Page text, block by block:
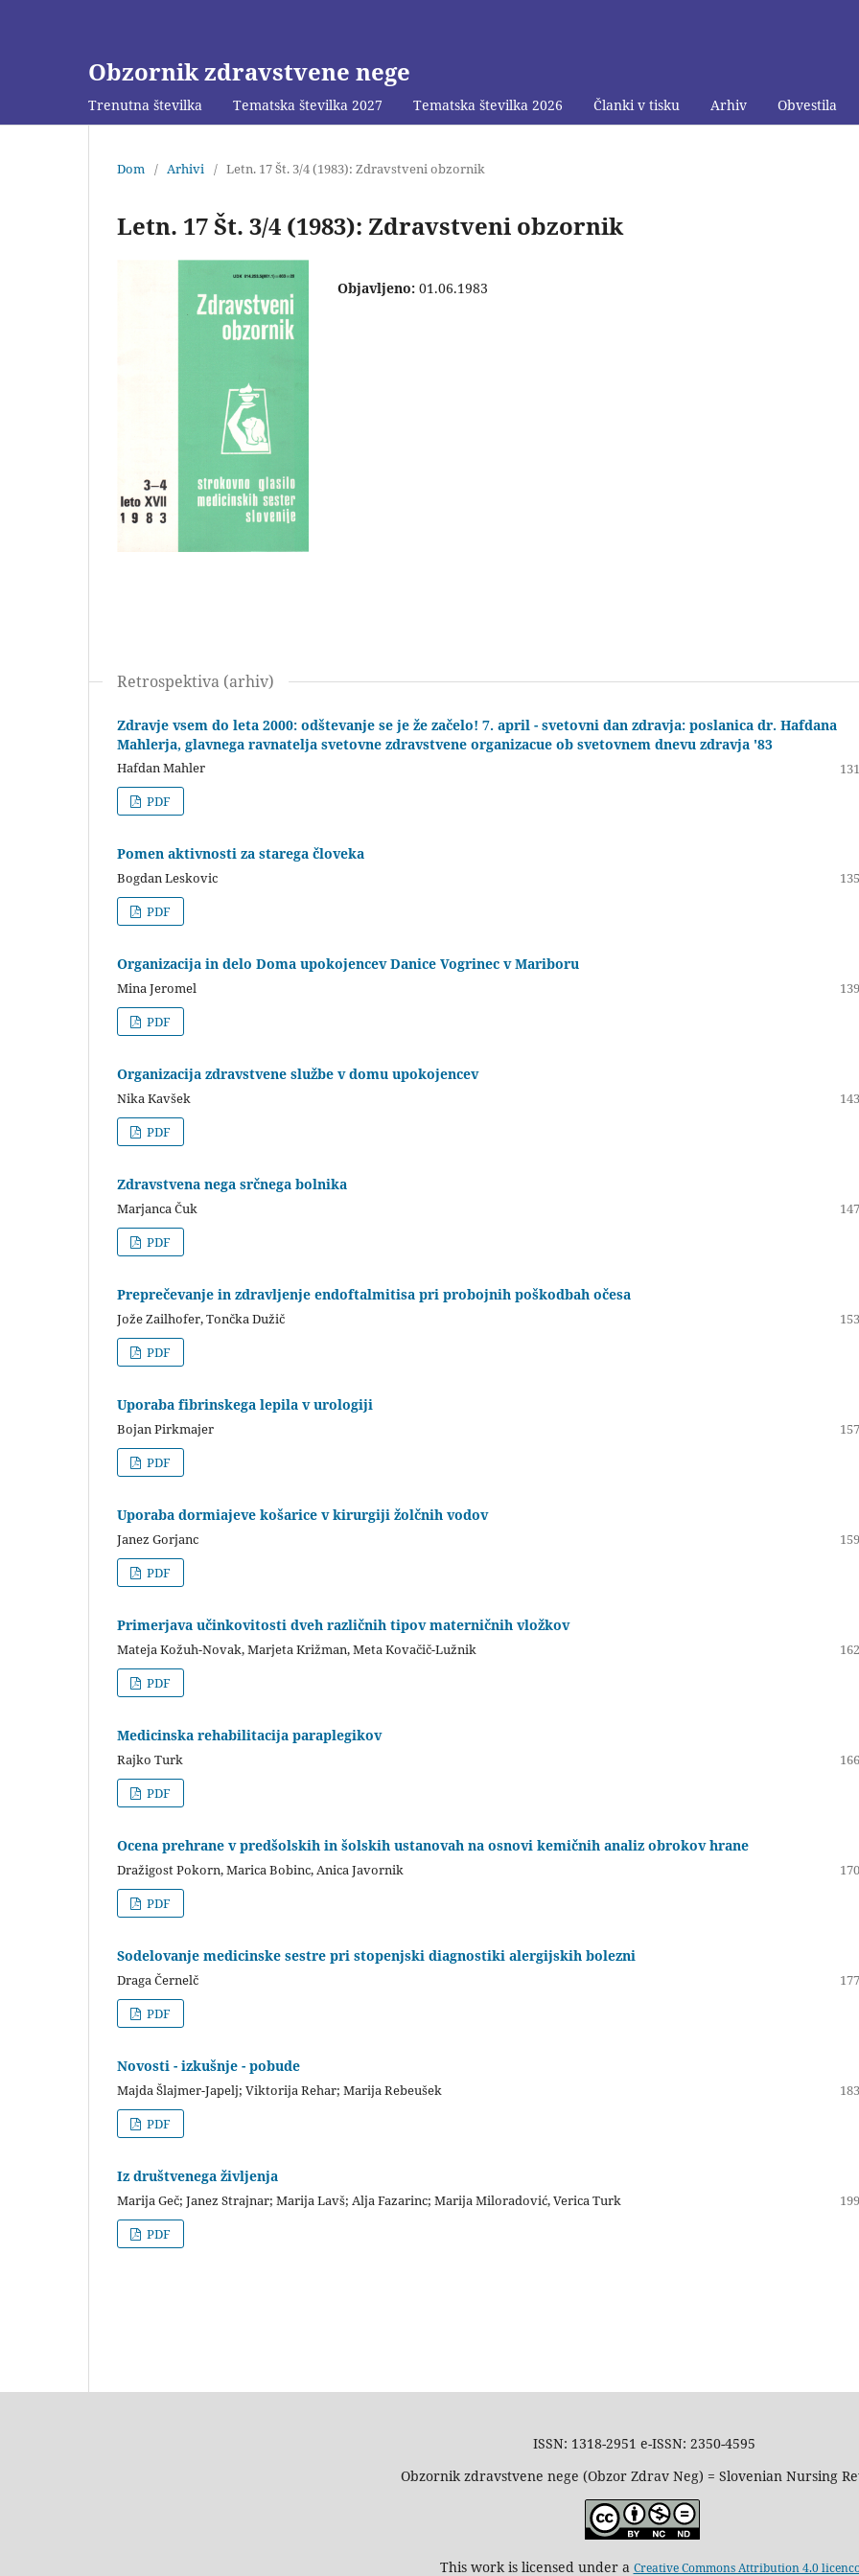
Obzornik zdravstvene nege
Trenutna številka Tematska številka 2027 Tematska številka 2026 Članki v tisku Arhiv Obvestila
Dom / Arhivi / Letn. 17 Št. 3/4 (1983): Zdravstveni obzornik
Letn. 17 Št. 3/4 (1983): Zdravstveni obzornik
Objavljeno: 01.06.1983
Retrospektiva (arhiv)
Zdravje vsem do leta 2000: odštevanje se je že začelo! 7. april - svetovni dan zdravja: poslanica dr. Hafdana
Mahlerja, glavnega ravnatelja svetovne zdravstvene organizacue ob svetovnem dnevu zdravja '83
Hafdan Mahler
PDF
Pomen aktivnosti za starega človeka
Bogdan Leskovic
PDF
Organizacija in delo Doma upokojencev Danice Vogrinec v Mariboru
Mina Jeromel
PDF
Organizacija zdravstvene službe v domu upokojencev
Nika Kavšek
PDF
Zdravstvena nega srčnega bolnika
Marjanca Čuk
PDF
Preprečevanje in zdravljenje endoftalmitisa pri probojnih poškodbah očesa
Jože Zailhofer, Tončka Dužič
PDF
Uporaba fibrinskega lepila v urologiji
Bojan Pirkmajer
PDF
Uporaba dormiajeve košarice v kirurgiji žolčnih vodov
Janez Gorjanc
PDF
Primerjava učinkovitosti dveh različnih tipov materničnih vložkov
Mateja Kožuh-Novak, Marjeta Križman, Meta Kovačič-Lužnik
PDF
Medicinska rehabilitacija paraplegikov
Rajko Turk
PDF
Ocena prehrane v predšolskih in šolskih ustanovah na osnovi kemičnih analiz obrokov hrane
Dražigost Pokorn, Marica Bobinc, Anica Javornik
PDF
Sodelovanje medicinske sestre pri stopenjski diagnostiki alergijskih bolezni
Draga Černelč
PDF
Novosti - izkušnje - pobude
Majda Šlajmer-Japelj; Viktorija Rehar; Marija Rebeušek
PDF
Iz društvenega življenja
Marija Geč; Janez Strajnar; Marija Lavš; Alja Fazarinc; Marija Miloradović, Verica Turk
PDF
ISSN: 1318-2951 e-ISSN: 2350-4595
Obzornik zdravstvene nege (Obzor Zdrav Neg) = Slovenian Nursing
This work is licensed under a Creative Commons Attribution 4.0